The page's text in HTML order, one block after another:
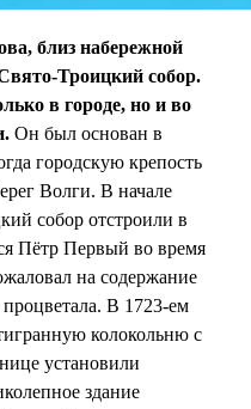
близ набережной
Троицкий собор.
в городе, но и во
Он был основан в
городскую крепость
Волги. В начале
собор отстроили в
Пётр Первый во время
на содержание
В 1723-ем
колокольню с
установили
здание